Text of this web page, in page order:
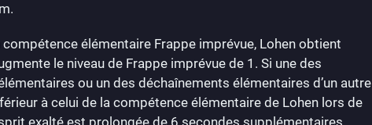
élémentaire Frappe imprévue, Lohen obtient
le niveau de Frappe imprévue de 1. Si une des
ou un des déchaînements élémentaires d’un autre
à celui de la compétence élémentaire de Lohen lors de